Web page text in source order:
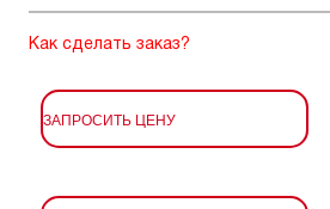
Как сделать заказ?
ЗАПРОСИТЬ ЦЕНУ